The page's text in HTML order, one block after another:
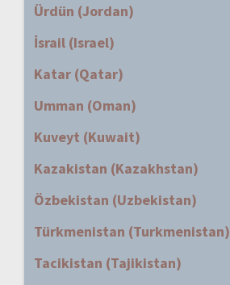
Ürdün (Jordan)
İsrail (Israel)
Katar (Qatar)
Umman (Oman)
Kuveyt (Kuwait)
Kazakistan (Kazakhstan)
Özbekistan (Uzbekistan)
Türkmenistan (Turkmenistan)
Tacikistan (Tajikistan)